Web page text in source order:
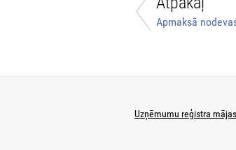
Apmaksā
Uzņēmumu reģistra